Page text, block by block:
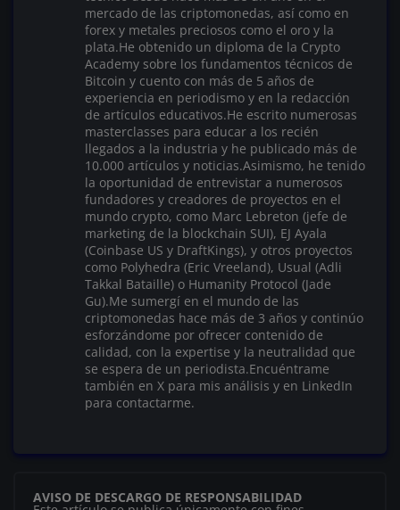
mercado de las criptomonedas, así como en
forex y metales preciosos como el oro y la
plata.He obtenido un diploma de la Crypto
Academy sobre los fundamentos técnicos de
Bitcoin y cuento con más de 5 años de
experiencia en periodismo y en la redacción
de artículos educativos.He escrito numerosas
masterclasses para educar a los recién
llegados a la industria y he publicado más de
10.000 artículos y noticias.Asimismo, he tenido
la oportunidad de entrevistar a numerosos
fundadores y creadores de proyectos en el
mundo crypto, como Marc Lebreton (jefe de
marketing de la blockchain SUI), EJ Ayala
(Coinbase US y DraftKings), y otros proyectos
como Polyhedra (Eric Vreeland), Usual (Adli
Takkal Bataille) o Humanity Protocol (Jade
Gu).Me sumergí en el mundo de las
criptomonedas hace más de 3 años y continúo
esforzándome por ofrecer contenido de
calidad, con la expertise y la neutralidad que
se espera de un periodista.Encuéntrame
también en X para mis análisis y en LinkedIn
para contactarme.
AVISO DE DESCARGO DE RESPONSABILIDAD